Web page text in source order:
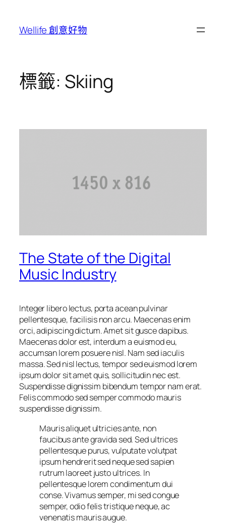
Wellife 創意好物
標籤: Skiing
The State of the Digital
Music Industry
Integer libero lectus, porta acean pulvinar
pellentesque, facilisis non arcu. Maecenas enim
orci, adipiscing dictum. Amet sit gusce dapibus.
Maecenas dolor est, interdum a euismod eu,
accumsan lorem posuere nisl. Nam sed iaculis
massa. Sed nisl lectus, tempor sed euismod lorem
ipsum dolor sit amet quis, sollicitudin nec est.
Suspendisse dignissim bibendum tempor nam erat.
Felis commodo sed semper commodo mauris
suspendisse dignissim.
Mauris aliquet ultricies ante, non
faucibus ante gravida sed. Sed ultrices
pellentesque purus, vulputate volutpat
ipsum hendrerit sed neque sed sapien
rutrum laoreet justo ultrices. In
pellentesque lorem condimentum dui
conse. Vivamus semper, mi sed congue
semper, odio felis tristique neque, ac
venenatis mauris augue.